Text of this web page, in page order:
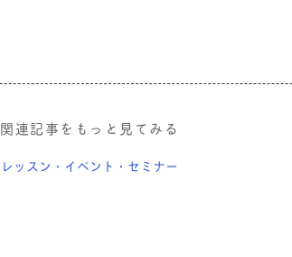
関連記事をもっと見てみる
レッスン・イベント・セミナー